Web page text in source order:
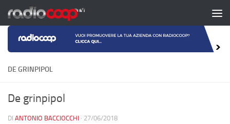
Salta al contenuto
DE GRINPIPOL
De grinpipol
DI ANTONIO BACCIOCCHI · 27/06/2018